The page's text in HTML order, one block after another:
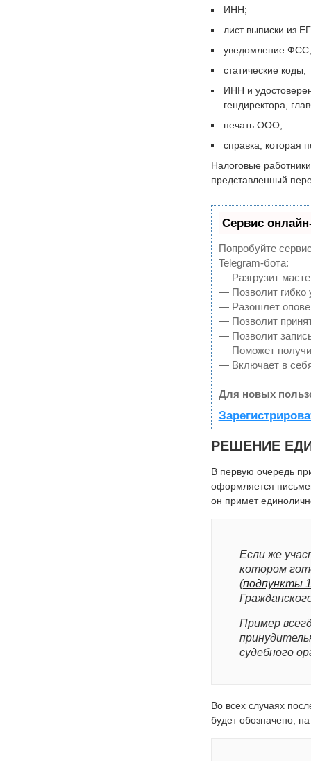
ИНН;
лист выписки из
уведомление
статические коды;
ИНН и
гендиректора,
печать ООО;
справка, которая
Налоговые
представленный
Сервис
Попробуйте
Telegram-бота:
— Разгрузит
— Позволит гибко
— Разошлет
— Позволит
— Позволит
— Поможет
— Включает в
Для новых
РЕШЕНИЕ
В первую очередь
оформляется
он примет
Если же
котором
(подпункты
Пример
судебного
Во всех случаях
будет обозначено,